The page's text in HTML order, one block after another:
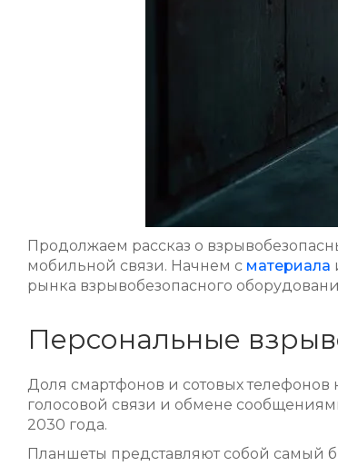
Продолжаем рассказ о
мобильной связи. Начнем с материала
рынка взрывобезопасного
Персональные
Доля смартфонов и сотовых
голосовой связи и обмене
2030 года.
Планшеты представляют собой самый